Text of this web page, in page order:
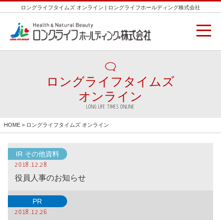
ロングライフタイムズ オンライン | ロングライフホールディング株式会社
ロングライフタイムズ
オンライン
LONG LIFE TIMES ONLINE
HOME > ロングライフタイムズ オンライン
IR その他資料
2018.12.28
役員人事のお知らせ
PR
2018.12.26